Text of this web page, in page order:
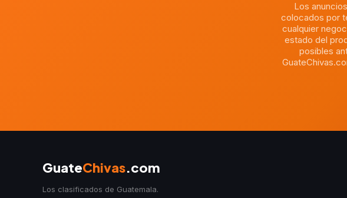
Los
colocados por
cualquier
estado del
posibles
GuateChivas.com
Los clasificados de Guatemala.